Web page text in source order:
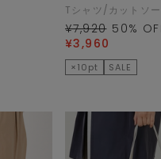
Tシャツ/カットソー
¥7,920 50%
¥3,960
×10pt SALE